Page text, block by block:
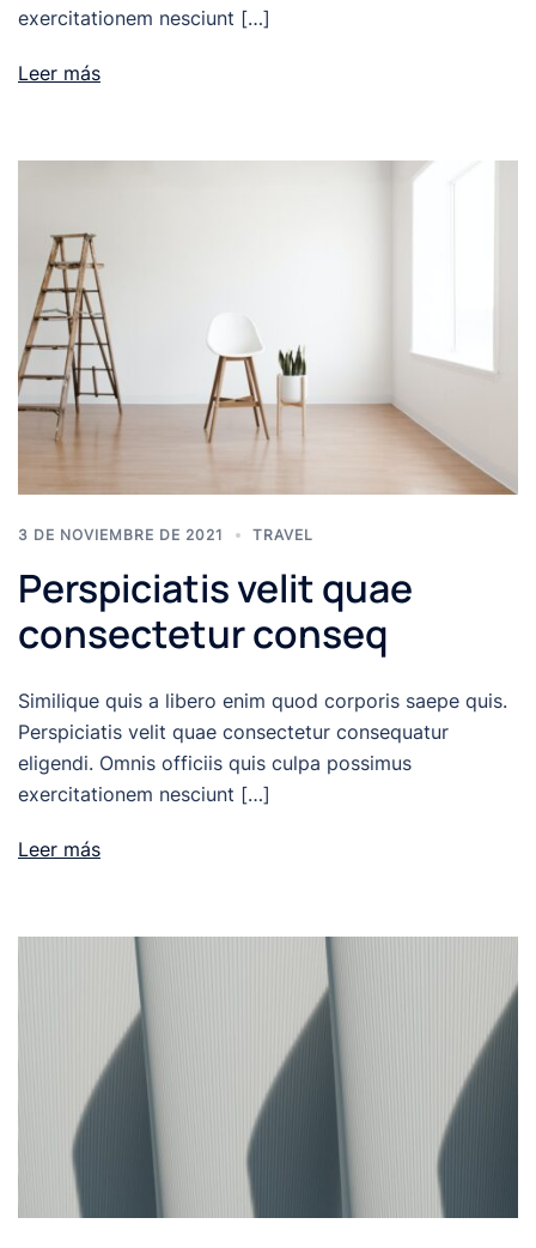
exercitationem nesciunt […]
Leer más
3 DE NOVIEMBRE DE 2021 TRAVEL
Perspiciatis velit quae
consectetur conseq
Similique quis a libero enim quod corporis saepe quis.
Perspiciatis velit quae consectetur consequatur
eligendi. Omnis officiis quis culpa possimus
exercitationem nesciunt […]
Leer más